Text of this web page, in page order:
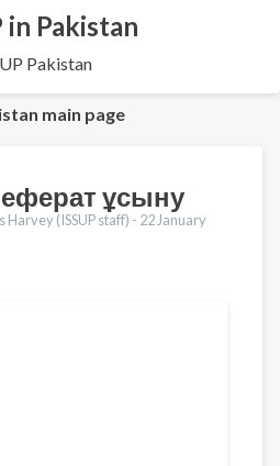
in Pakistan
Pakistan
main page
ұсыну
Harvey (ISSUP staff) - 22 January